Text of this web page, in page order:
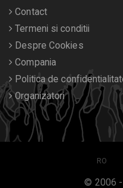
Contact
Termeni si conditii
Despre Cookies
Compania
Politica de
Organizatori
RO
© 2006